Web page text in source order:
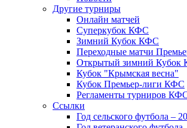
Другие турниры
Онлайн матчей
Суперкубок КФС
Зимний Кубок КФС
Переходные матчи
Открытый зимний Кубок
Кубок "Крымская весна"
Кубок Премьер-лиги КФС
Регламенты турниров
Ссылки
Год сельского футбола –